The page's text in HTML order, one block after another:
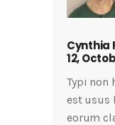
Cynthia
12,
Typi non
est usus
eorum